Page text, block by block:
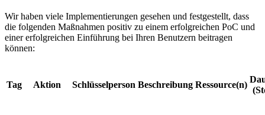
Wir haben viele Implementierungen gesehen und festgestellt, dass
die folgenden Maßnahmen positiv zu einem erfolgreichen PoC und
einer erfolgreichen Einführung bei Ihren Benutzern beitragen
können:
Tag Aktion Schlüsselperson Beschreibung Ressource(n)